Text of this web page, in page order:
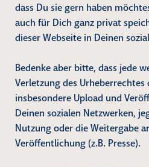
im
dass Du sie gern haben
auch für Dich ganz privat
dieser Webseite in Deinen
Bedenke aber bitte, dass jede
Verletzung des Urheberrechtes
insbesondere Upload und
Deinen sozialen Netzwerken,
Nutzung oder die Weitergabe
Veröffentlichung (z.B. Presse).